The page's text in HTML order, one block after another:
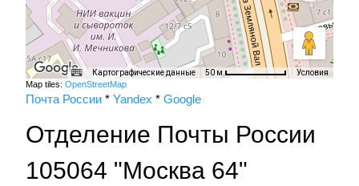
Картографические данные 50 м Условия
Map tiles: OpenStreetMap
Почта России * Yandex * Google
Отделение Почты России
105064 "Москва 64"